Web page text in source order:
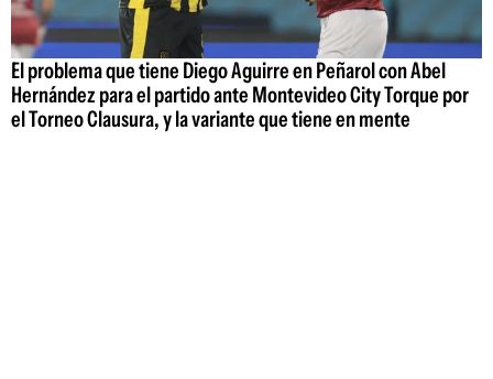
El problema que tiene Diego Aguirre en Peñarol con Abel
Hernández para el partido ante Montevideo City Torque por
el Torneo Clausura, y la variante que tiene en mente